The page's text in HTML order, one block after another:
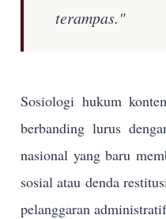
terampas."
Sosiologi hukum
berbanding lurus
nasional yang baru
sosial atau denda
pelanggaran